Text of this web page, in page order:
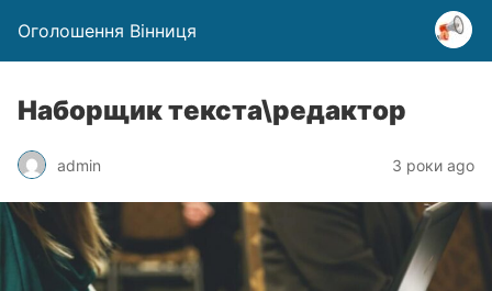
Оголошення Вінниця
Наборщик текста\редактор
admin 3 роки ago